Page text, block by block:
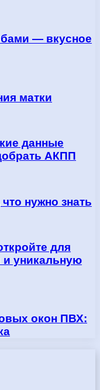
— вкусное
матки
данные
АКПП
нужно знать
для
и уникальную
окон ПВХ: